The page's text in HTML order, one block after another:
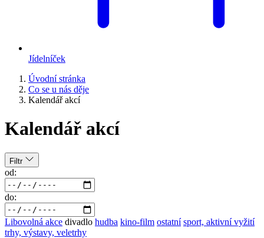
Jídelníček
Úvodní stránka
Co se u nás děje
Kalendář akcí
Kalendář akcí
Filtr
od:
do:
Libovolná akce divadlo hudba kino-film ostatní sport, aktivní vyžití
trhy, výstavy, veletrhy